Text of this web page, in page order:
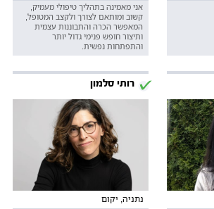
אני מאמינה בתהליך טיפולי מעמיק,
קשוב ומותאם לצורך ולקצב המטופל,
המאפשר הכרה והתבוננות עצמית
ותיצור חופש פנימי גדול יותר
והתפתחות נפשית.
רותי סלמון
נתניה, יקום